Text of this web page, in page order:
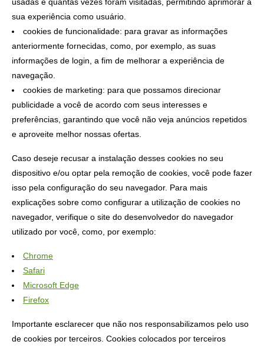
sua experiência como usuário.
cookies de funcionalidade: para gravar as informações
anteriormente fornecidas, como, por exemplo, as suas
informações de login, a fim de melhorar a experiência de
navegação.
cookies de marketing: para que possamos direcionar
publicidade a você de acordo com seus interesses e
preferências, garantindo que você não veja anúncios repetidos
e aproveite melhor nossas ofertas.
Caso deseje recusar a instalação desses cookies no seu
dispositivo e/ou optar pela remoção de cookies, você pode fazer
isso pela configuração do seu navegador. Para mais
explicações sobre como configurar a utilização de cookies no
navegador, verifique o site do desenvolvedor do navegador
utilizado por você, como, por exemplo:
Chrome
Safari
Microsoft Edge
Firefox
Importante esclarecer que não nos responsabilizamos pelo uso
de cookies por terceiros. Cookies colocados por terceiros